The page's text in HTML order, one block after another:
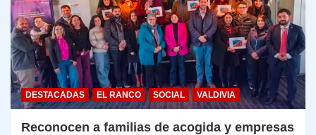
DESTACADAS EL RANCO SOCIAL VALDIVIA
Reconocen a familias de acogida y empresas